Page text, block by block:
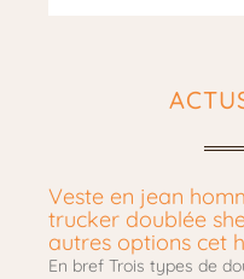
Veste en jean
trucker doublée
autres options cet
En bref Trois types de